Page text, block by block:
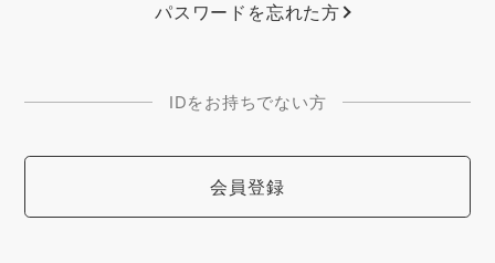
パスワードを忘れた方
IDをお持ちでない方
会員登録